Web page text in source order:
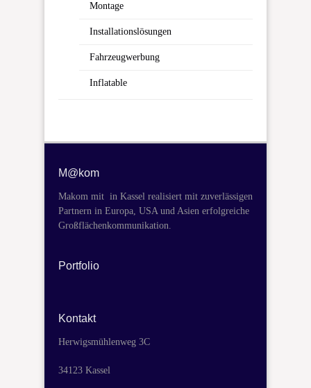
Montage
Installationslösungen
Fahrzeugwerbung
Inflatable
M@kom
Makom mit in Kassel realisiert mit zuverlässigen
Partnern in Europa, USA und Asien erfolgreiche
Großflächenkommunikation.
Portfolio
Kontakt
Herwigsmühlenweg 3C
34123 Kassel